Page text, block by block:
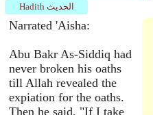
Hadith الحديث
Narrated 'Aisha:
Abu Bakr As-Siddiq had
never broken his oaths
till Allah revealed the
expiation for the oaths.
Then he said, "If I take